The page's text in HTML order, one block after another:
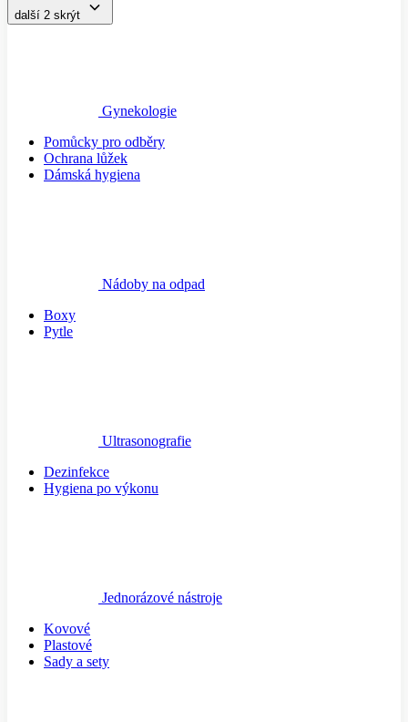
další 2 skrýt
Gynekologie
Pomůcky pro odběry
Ochrana lůžek
Dámská hygiena
Nádoby na odpad
Boxy
Pytle
Ultrasonografie
Dezinfekce
Hygiena po výkonu
Jednorázové nástroje
Kovové
Plastové
Sady a sety